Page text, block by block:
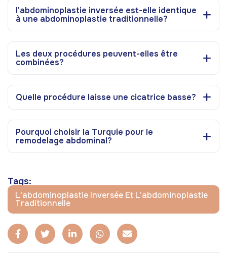
l'abdominoplastie inversée est-elle identique
à une abdominoplastie traditionnelle?
Les deux procédures peuvent-elles être
combinées?
Quelle procédure laisse une cicatrice basse?
Pourquoi choisir la Turquie pour le
remodelage abdominal?
Tags:
L'abdominoplastie Inversée Et L’abdominoplastie
Traditionnelle